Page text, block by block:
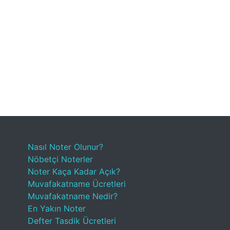
Nasıl Noter Olunur?
Nöbetçi Noterler
Noter Kaça Kadar Açık?
Muvafakatname Ücretleri
Muvafakatname Nedir?
En Yakın Noter
Defter Tasdik Ücretleri